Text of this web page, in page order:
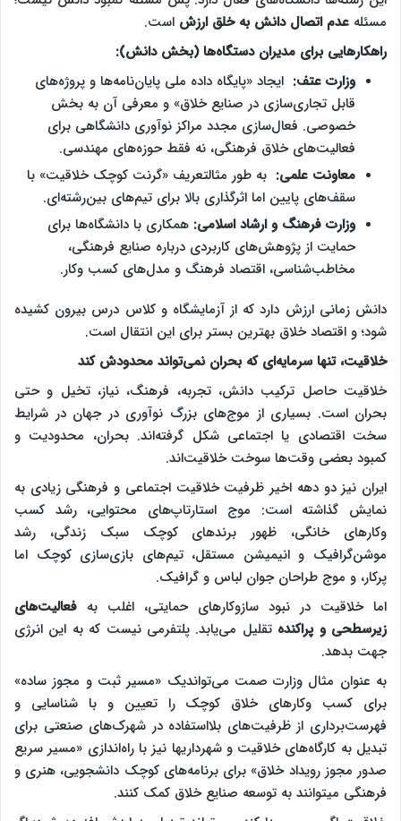
مسئله عدم اتصال دانش به خلق ارزش است.
راهکارهایی برای مدیران دستگاه‌ها (بخش دانش):
وزارت عتف: ایجاد «پایگاه داده ملی پایان‌نامه‌ها و پروژه‌های
قابل تجاری‌سازی در صنایع خلاق» و معرفی آن به بخش
خصوصی. فعال‌سازی مجدد مراکز نوآوری دانشگاهی برای
فعالیت‌های خلاق فرهنگی، نه فقط حوزه‌های مهندسی.
معاونت علمی: به طور مثالتعریف «گرنت کوچک خلاقیت» با
سقف‌های پایین اما اثرگذاری بالا برای تیم‌های بین‌رشته‌ای.
وزارت فرهنگ و ارشاد اسلامی: همکاری با دانشگاه‌ها برای
حمایت از پژوهش‌های کاربردی درباره صنایع فرهنگی،
مخاطب‌شناسی، اقتصاد فرهنگ و مدل‌های کسب ‌وکار.
دانش زمانی ارزش دارد که از آزمایشگاه و کلاس درس بیرون کشیده
شود؛ و اقتصاد خلاق بهترین بستر برای این انتقال است.
خلاقیت، تنها سرمایه‌ای که بحران نمی‌تواند محدودش کند
خلاقیت حاصل ترکیب دانش، تجربه، فرهنگ، نیاز، تخیل و حتی
بحران است. بسیاری از موج‌های بزرگ نوآوری در جهان در شرایط
سخت اقتصادی یا اجتماعی شکل گرفته‌اند. بحران، محدودیت و
کمبود بعضی وقت‌ها سوخت خلاقیت‌اند.
ایران نیز دو دهه اخیر ظرفیت خلاقیت اجتماعی و فرهنگی زیادی به
نمایش گذاشته است: موج استارتاپ‌های محتوایی، رشد کسب
‌وکارهای خانگی، ظهور برندهای کوچک سبک زندگی، رشد
موشن‌گرافیک و انیمیشن مستقل، تیم‌های بازی‌سازی کوچک اما
پرکار، و موج طراحان جوان لباس و گرافیک.
اما خلاقیت در نبود سازوکارهای حمایتی، اغلب به فعالیت‌های
زیرسطحی و پراکنده تقلیل می‌یابد. پلتفرمی نیست که به این انرژی
جهت بدهد.
به عنوان مثال وزارت صمت می‌­تواندیک «مسیر ثبت و مجوز ساده»
برای کسب ‌وکارهای خلاق کوچک را تعیین و با شناسایی و
فهرست‌برداری از ظرفیت‌های بلااستفاده در شهرک‌های صنعتی برای
تبدیل به کارگاه‌های خلاقیت و شهرداریها نیز با راه‌اندازی «مسیر سریع
صدور مجوز رویداد خلاق» برای برنامه‌های کوچک دانشجویی، هنری و
فرهنگی می­توانند به توسعه صنایع خلاق کمک کنند.